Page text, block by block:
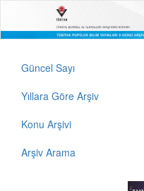
Güncel Sayı
Yıllara Göre Arşiv
Konu Arşivi
Arşiv Arama